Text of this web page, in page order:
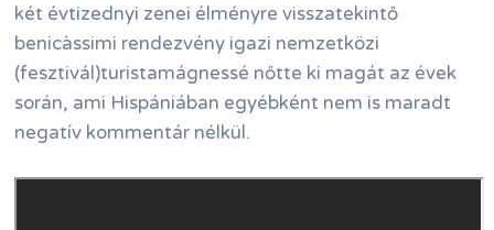
két évtizednyi zenei élményre visszatekintő
benicàssimi rendezvény igazi nemzetközi
(fesztivál)turistamágnessé nőtte ki magát az évek
során, ami Hispániában egyébként nem is maradt
negatív kommentár nélkül.